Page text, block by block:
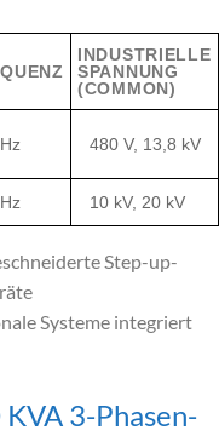
INDUSTRIELLE
SPANNUNG
(COMMON)
480 V, 13,8 kV
10 kV, 20 kV
Step-up-
Systeme integriert
3-Phasen-